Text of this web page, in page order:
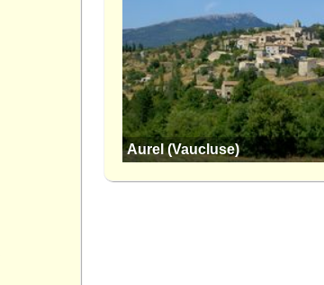
Aurel (Vaucluse)